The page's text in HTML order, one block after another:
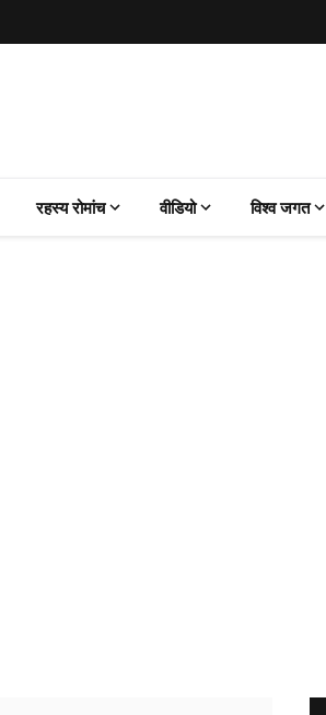
रहस्य रोमांच वीडियो विश्व जगत